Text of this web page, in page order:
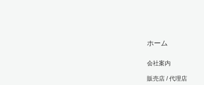
ホーム
会社案内
販売店 / 代理店